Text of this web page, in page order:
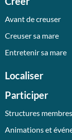
Avant de creuser
Creuser sa mare
Entretenir sa mare
Localiser
Participer
Structures membres
Animations et